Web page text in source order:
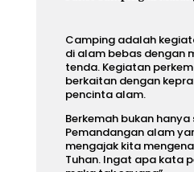
Camping adalah
di alam bebas dengan
tenda. Kegiatan
berkaitan dengan
pencinta alam.
Berkemah bukan
Pemandangan alam
mengajak kita
Tuhan. Ingat apa kata